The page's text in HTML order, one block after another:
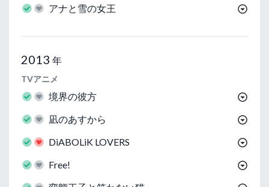
アナと雪の女王
2013 年
TVアニメ
境界の彼方
凪のあすから
DiABOLiK LOVERS
Free!